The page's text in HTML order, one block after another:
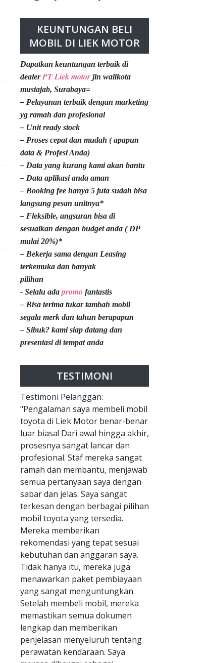
KEUNTUNGAN BELI
MOBIL DI LIEK MOTOR
Dapatkan keuntungan terbaik di
dealerPT Liek motor jln walikota
mustajab, Surabaya=
– Pelayanan terbaik dengan marketing
yg ramah dan profesional
– Unit ready stock
– Proses cepat dan mudah ( apapun
data & Profesi Anda)
– Data yang kurang kami akan bantu
– Data aplikasi anda aman
– Booking fee hanya 5 juta sudah bisa
langsung pesan unitnya*
– Fleksible, angsuran bisa di
sesuaikan dengan budget anda ( DP
mulai 20%)*
– Bekerja sama dengan Leasing
terkemuka dan banyak
pilihan
- Selalu ada promo fantastis
– Bisa terima tukar tambah mobil
segala merk dan tahun berapapun
– Sibuk? kami siap datang dan
presentasi di tempat anda
TESTIMONI
Testimoni Pelanggan:
"Pengalaman saya membeli mobil
toyota di Liek Motor benar-benar
luar biasa! Dari awal hingga akhir,
prosesnya sangat lancar dan
profesional. Staf mereka sangat
ramah dan membantu, menjawab
semua pertanyaan saya dengan
sabar dan jelas. Saya sangat
terkesan dengan berbagai pilihan
mobil toyota yang tersedia.
Mereka memberikan
rekomendasi yang tepat sesuai
kebutuhan dan anggaran saya.
Tidak hanya itu, mereka juga
menawarkan paket pembiayaan
yang sangat menguntungkan.
Setelah membeli mobil, mereka
memastikan semua dokumen
lengkap dan memberikan
penjelasan menyeluruh tentang
perawatan kendaraan. Saya